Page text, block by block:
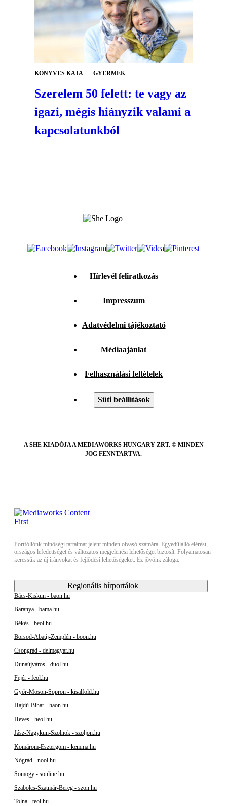
KÖNYVES KATA GYERMEK
Szerelem 50 felett: te vagy az
igazi, mégis hiányzik valami a
kapcsolatunkból
Hírlevél feliratkozás
Impresszum
Adatvédelmi tájékoztató
Médiaajánlat
Felhasználási feltételek
Süti beállítások
A SHE KIADÓJA A MEDIAWORKS HUNGARY ZRT. © MINDEN
JOG FENNTARTVA.
Portfóliónk minőségi tartalmat jelent minden olvasó számára. Egyedülálló elérést,
országos lefedettséget és változatos megjelenési lehetőséget biztosít. Folyamatosan
keressük az új irányokat és fejlődési lehetőségeket. Ez jövőnk záloga.
Regionális hírportálok
Bács-Kiskun - baon.hu
Baranya - bama.hu
Békés - beol.hu
Borsod-Abaúj-Zemplén - boon.hu
Csongrád - delmagyar.hu
Dunaújváros - duol.hu
Fejér - feol.hu
Győr-Moson-Sopron - kisalfold.hu
Hajdú-Bihar - haon.hu
Heves - heol.hu
Jász-Nagykun-Szolnok - szoljon.hu
Komárom-Esztergom - kemma.hu
Nógrád - nool.hu
Somogy - sonline.hu
Szabolcs-Szatmár-Bereg - szon.hu
Tolna - teol.hu